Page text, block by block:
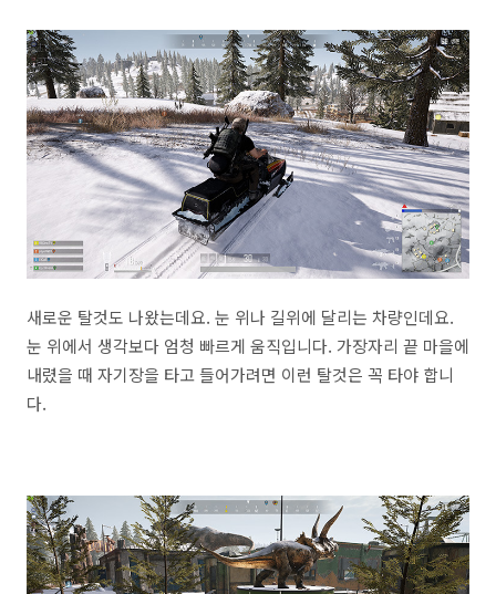
새로운 탈것도 나왔는데요. 눈 위나 길위에 달리는 차량인데요.
눈 위에서 생각보다 엄청 빠르게 움직입니다. 가장자리 끝 마을에
내렸을 때 자기장을 타고 들어가려면 이런 탈것은 꼭 타야 합니
다.